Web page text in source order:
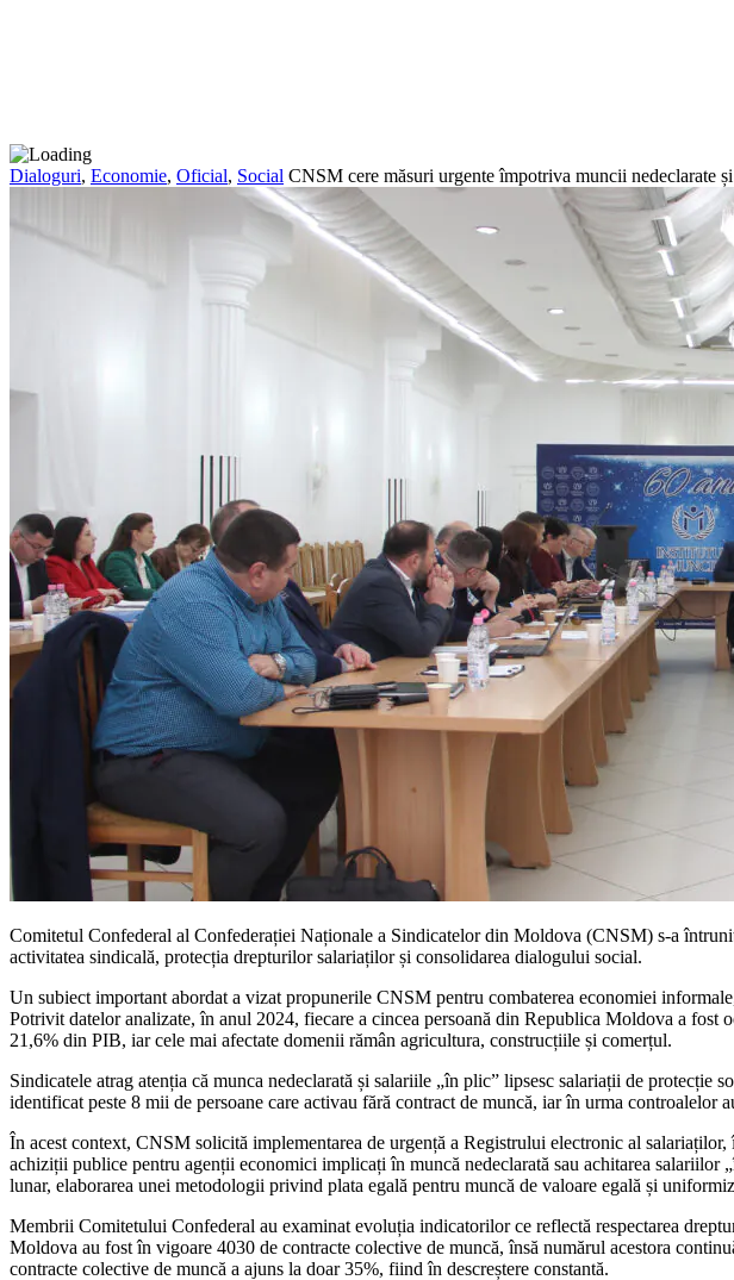
Dialoguri, Economie, Oficial, Social CNSM cere măsuri urgente împotriva muncii nedeclarate
Comitetul Confederal al Confederației Naționale a Sindicatelor din Moldova (CNSM) s-a
activitatea sindicală, protecția drepturilor salariaților și consolidarea dialogului social.
Un subiect important abordat a vizat propunerile CNSM pentru combaterea economiei
Potrivit datelor analizate, în anul 2024, fiecare a cincea persoană din Republica Moldova a
21,6% din PIB, iar cele mai afectate domenii rămân agricultura, construcțiile și comerțul.
Sindicatele atrag atenția că munca nedeclarată și salariile „în plic” lipsesc salariații de
identificat peste 8 mii de persoane care activau fără contract de muncă, iar în urma
În acest context, CNSM solicită implementarea de urgență a Registrului electronic al
achiziții publice pentru agenții economici implicați în muncă nedeclarată sau achitarea
lunar, elaborarea unei metodologii privind plata egală pentru muncă de valoare egală și
Membrii Comitetului Confederal au examinat evoluția indicatorilor ce reflectă respectarea
Moldova au fost în vigoare 4030 de contracte colective de muncă, însă numărul acestora
contracte colective de muncă a ajuns la doar 35%, fiind în descreștere constantă.